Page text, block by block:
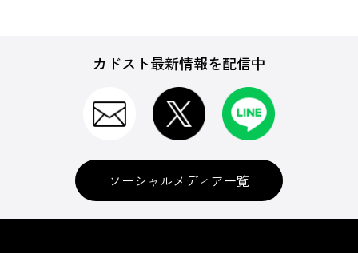
カドスト最新情報を配信中
ソーシャルメディア一覧